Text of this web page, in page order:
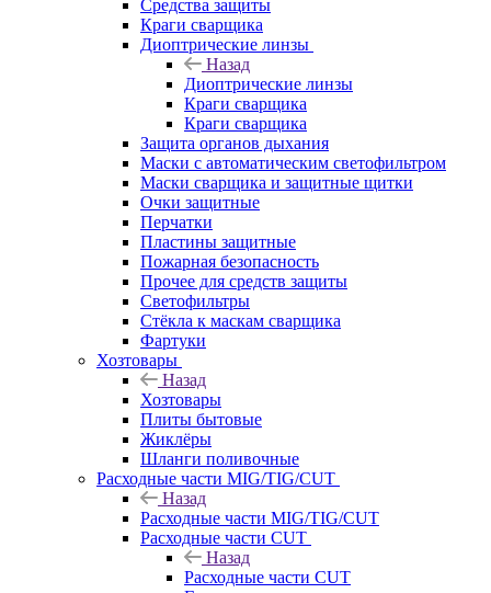
Средства защиты
Краги сварщика
Диоптрические линзы
Назад
Диоптрические линзы
Краги сварщика
Краги сварщика
Защита органов дыхания
Маски с автоматическим светофильтром
Маски сварщика и защитные щитки
Очки защитные
Перчатки
Пластины защитные
Пожарная безопасность
Прочее для средств защиты
Светофильтры
Стёкла к маскам сварщика
Фартуки
Хозтовары
Назад
Хозтовары
Плиты бытовые
Жиклёры
Шланги поливочные
Расходные части MIG/TIG/CUT
Назад
Расходные части MIG/TIG/CUT
Расходные части CUT
Назад
Расходные части CUT